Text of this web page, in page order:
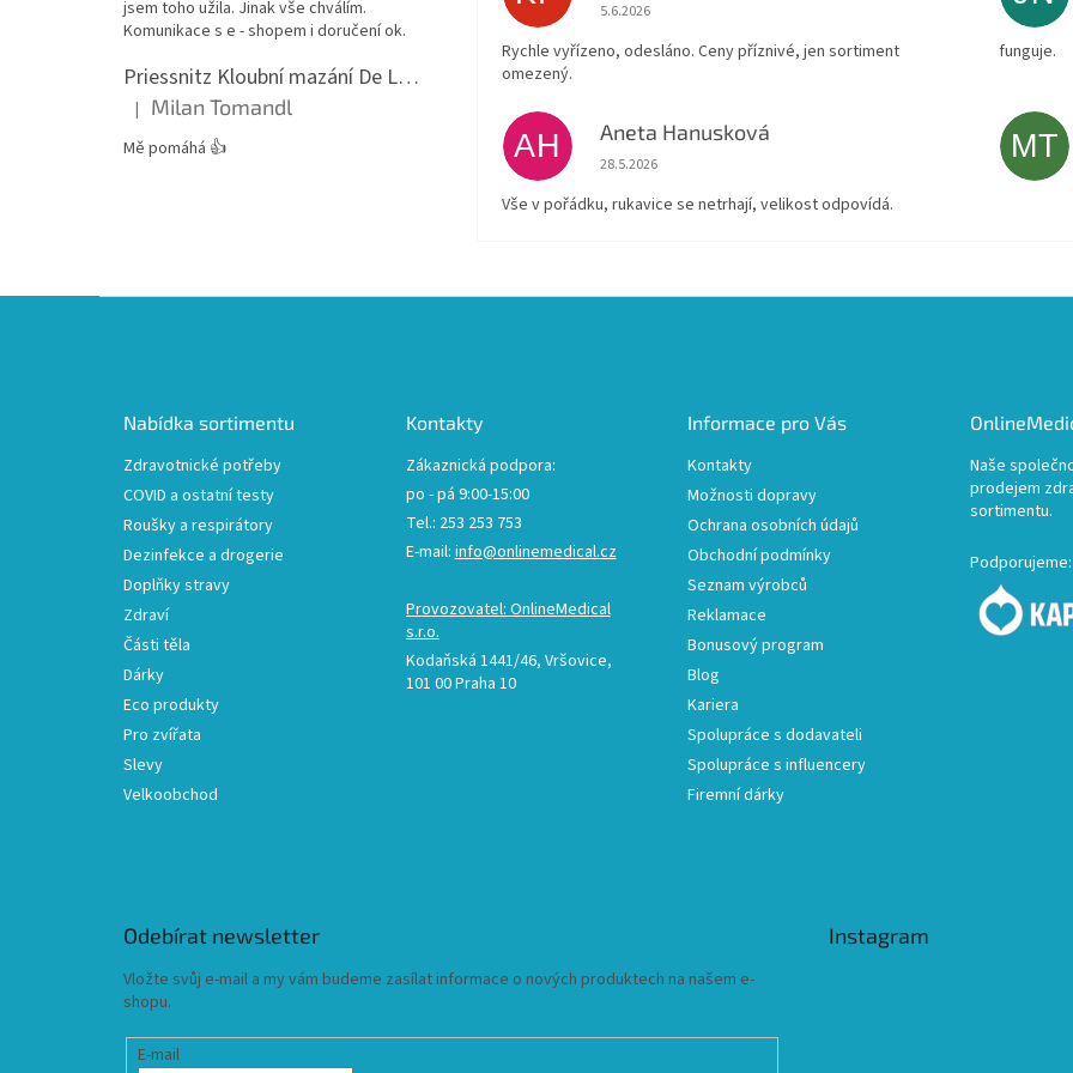
jsem toho užila. Jinak vše chválím.
Komunikace s e - shopem i doručení ok.
Priessnitz Kloubní mazání De Luxe, 200ml
Hodnocení produktu je 5 z 5 hvězdiček.
| Milan Tomandl
Mě pomáhá 👍
Hodnocení obchodu je 4 z 5 hvězdiček.
5.6.2026
Rychle vyřízeno, odesláno. Ceny příznivé, jen sortiment
omezený.
funguje.
AH Aneta Hanusková
Hodnocení obchodu je 5 z 5 hvězdiček.
28.5.2026
Vše v pořádku, rukavice se netrhají, velikost odpovídá.
MT
Nabídka sortimentu
Zdravotnické potřeby
COVID a ostatní testy
Roušky a respirátory
Dezinfekce a drogerie
Doplňky stravy
Zdraví
Části těla
Dárky
Eco produkty
Pro zvířata
Slevy
Velkoobchod
Kontakty
Zákaznická podpora:
po - pá 9:00-15:00
Tel.: 253 253 753
E-mail:info@onlinemedical.cz
Provozovatel: OnlineMedical
s.r.o.
Kodaňská 1441/46, Vršovice,
101 00 Praha 10
Informace pro Vás
Kontakty
Možnosti dopravy
Ochrana osobních údajů
Obchodní podmínky
Seznam výrobců
Reklamace
Bonusový program
Blog
Kariera
Spolupráce s dodavateli
Spolupráce s influencery
Firemní dárky
Naše
prodejem
sortimentu.
Podporujeme:
Odebírat newsletter
Vložte svůj e-mail a my vám budeme zasílat informace o nových produktech na našem e-
shopu.
E-mail
Instagram